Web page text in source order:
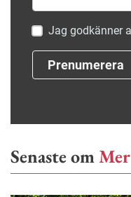
Jag godkänner
Prenumerera
Senaste om